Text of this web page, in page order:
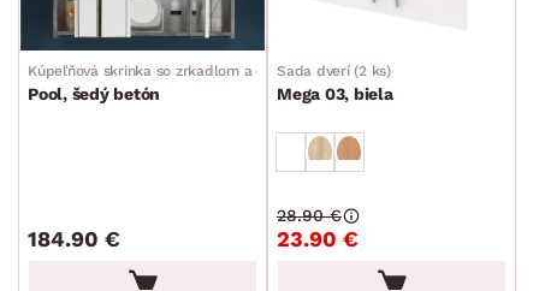
SKLADOVOSŤ
Kúpeľňová skrinka so zrkadlom a osvetlením
Pool, šedý betón
184.90 €
Sada dverí (2 ks)
Mega 03, biela
23.90 €
28.90 €